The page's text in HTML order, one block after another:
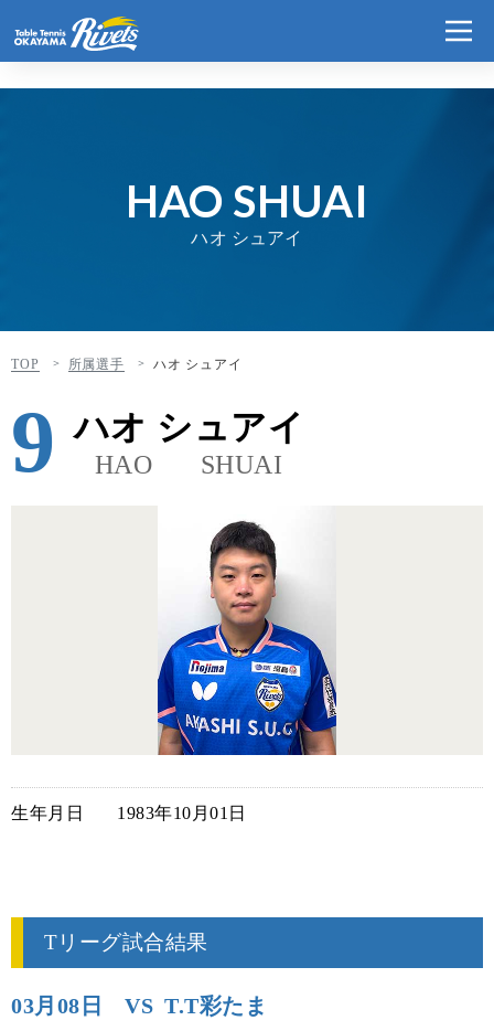
HAO SHUAI
ハオ シュアイ
TOP 所属選手 ハオ シュアイ
9 ハオ シュアイ
HAO SHUAI
生年月日 1983年10月01日
Tリーグ試合結果
03月08日 VS T.T彩たま